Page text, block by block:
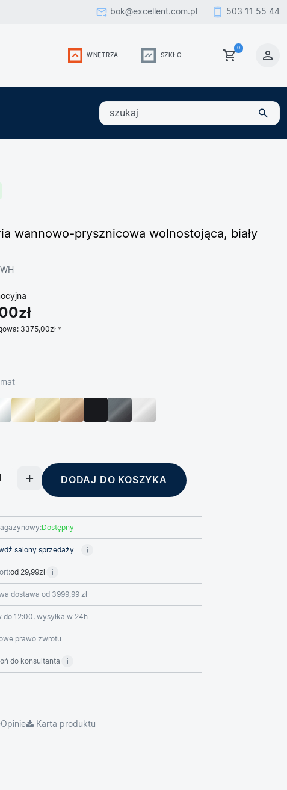
bok@excellent.com.pl 503 11 55 44
WNĘTRZA SZKŁO
0
szukaj
wannowo-prysznicowa wolnostojąca, biały
3375,00zł
mat
DODAJ DO KOSZYKA
Dostępny
salony sprzedaży
od 29,99zł
dostawa od 3999,99 zł
do 12:00, wysyłka w 24h
prawo zwrotu
do konsultanta
Opinie Karta produktu